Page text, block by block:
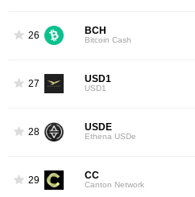
26 BCH
Bitcoin Cash
27 USD1
USD1
28 USDE
Ethena USDe
29 CC
Canton Network